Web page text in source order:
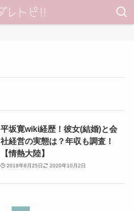
平坂寛wiki経歴！彼女(結婚)と会
社経営の実態は？年収も調査！
【情熱大陸】
2018年8月25日 2020年10月2日